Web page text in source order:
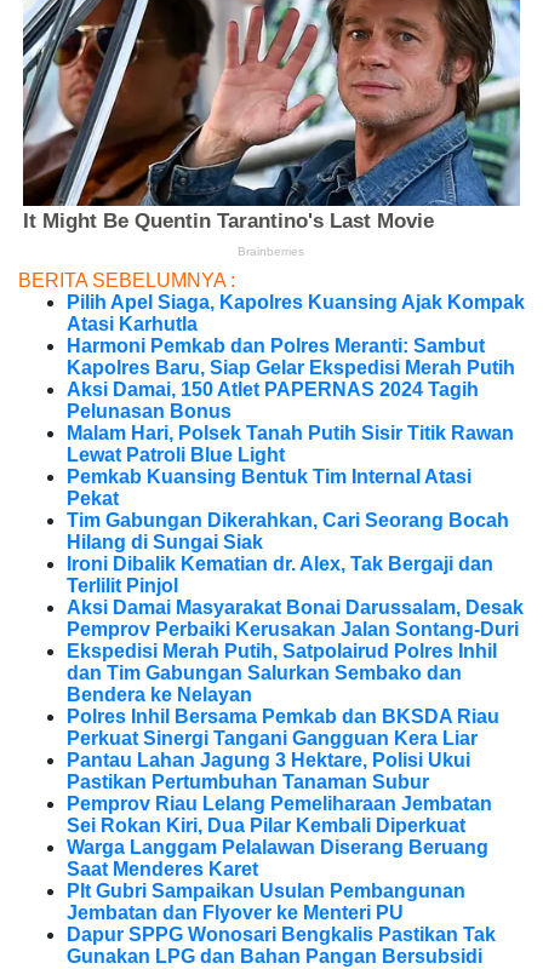
BERITA SEBELUMNYA :
Pilih Apel Siaga, Kapolres Kuansing Ajak Kompak
Atasi Karhutla
Harmoni Pemkab dan Polres Meranti: Sambut
Kapolres Baru, Siap Gelar Ekspedisi Merah Putih
Aksi Damai, 150 Atlet PAPERNAS 2024 Tagih
Pelunasan Bonus
Malam Hari, Polsek Tanah Putih Sisir Titik Rawan
Lewat Patroli Blue Light
Pemkab Kuansing Bentuk Tim Internal Atasi
Pekat
Tim Gabungan Dikerahkan, Cari Seorang Bocah
Hilang di Sungai Siak
Ironi Dibalik Kematian dr. Alex, Tak Bergaji dan
Terlilit Pinjol
Aksi Damai Masyarakat Bonai Darussalam, Desak
Pemprov Perbaiki Kerusakan Jalan Sontang-Duri
Ekspedisi Merah Putih, Satpolairud Polres Inhil
dan Tim Gabungan Salurkan Sembako dan
Bendera ke Nelayan
Polres Inhil Bersama Pemkab dan BKSDA Riau
Perkuat Sinergi Tangani Gangguan Kera Liar
Pantau Lahan Jagung 3 Hektare, Polisi Ukui
Pastikan Pertumbuhan Tanaman Subur
Pemprov Riau Lelang Pemeliharaan Jembatan
Sei Rokan Kiri, Dua Pilar Kembali Diperkuat
Warga Langgam Pelalawan Diserang Beruang
Saat Menderes Karet
Plt Gubri Sampaikan Usulan Pembangunan
Jembatan dan Flyover ke Menteri PU
Dapur SPPG Wonosari Bengkalis Pastikan Tak
Gunakan LPG dan Bahan Pangan Bersubsidi